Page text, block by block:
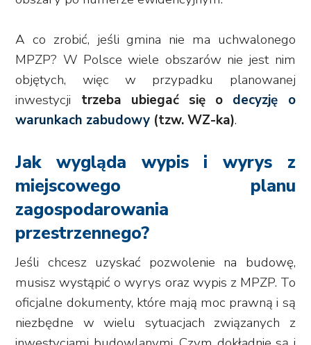
A co zrobić, jeśli gmina nie ma uchwalonego
MPZP? W Polsce wiele obszarów nie jest nim
objętych, więc w przypadku planowanej
inwestycji trzeba ubiegać się o decyzję o
warunkach zabudowy (tzw. WZ-ka).
Jak wygląda wypis i wyrys z
miejscowego planu
zagospodarowania
przestrzennego?
Jeśli chcesz uzyskać pozwolenie na budowę,
musisz wystąpić o wyrys oraz wypis z MPZP. To
oficjalne dokumenty, które mają moc prawną i są
niezbędne w wielu sytuacjach związanych z